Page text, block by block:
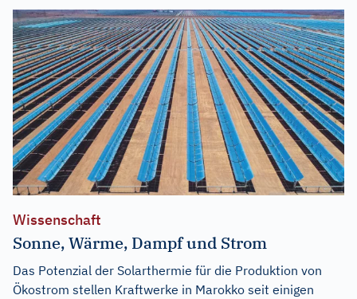
Wissenschaft
Sonne, Wärme, Dampf und Strom
Das Potenzial der Solarthermie für die Produktion von
Ökostrom stellen Kraftwerke in Marokko seit einigen